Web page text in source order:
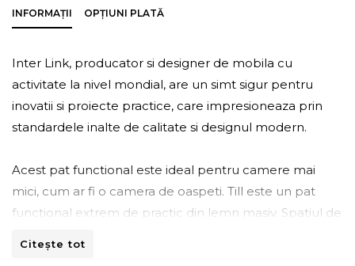
INFORMAȚII OPȚIUNI PLATĂ
Inter Link, producator si designer de mobila cu
activitate la nivel mondial, are un simt sigur pentru
inovatii si proiecte practice, care impresioneaza prin
standardele inalte de calitate si designul modern.
Acest pat functional este ideal pentru camere mai
mici, cum ar fi o camera de oaspeti. Till este un pat
functional extrem de practic din lemn masiv. Spatiul de
Patul dispune de doua sertare, un sertar mare de
Citește tot